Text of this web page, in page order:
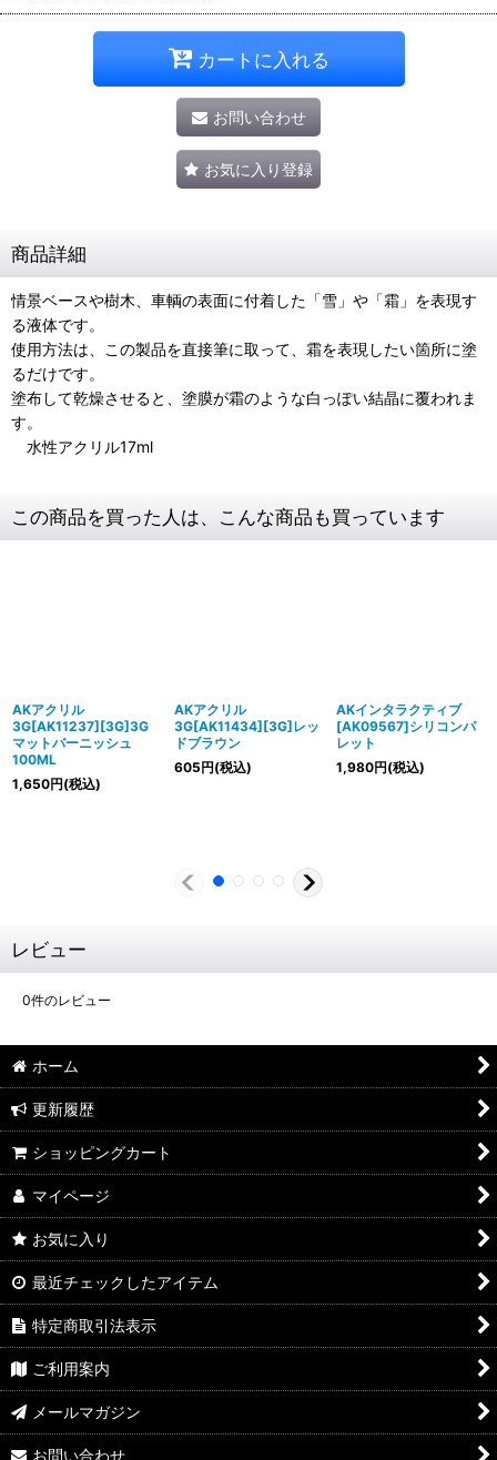
カートに入れる
お問い合わせ
お気に入り登録
商品詳細
情景ベースや樹木、車輌の表面に付着した「雪」や「霜」を表現す
る液体です。
使用方法は、この製品を直接筆に取って、霜を表現したい箇所に塗
るだけです。
塗布して乾燥させると、塗膜が霜のような白っぽい結晶に覆われま
す。
水性アクリル17ml
この商品を買った人は、こんな商品も買っています
AKアクリル
3G[AK11237][3G]3G
マットバーニッシュ
100ML
1,650円(税込)
AKアクリル
3G[AK11434][3G]レッ
ドブラウン
605円(税込)
AKインタラクティブ
[AK09567]シリコンパ
レット
1,980円(税込)
レビュー
0件のレビュー
ホーム
更新履歴
ショッピングカート
マイページ
お気に入り
最近チェックしたアイテム
特定商取引法表示
ご利用案内
メールマガジン
お問い合わせ